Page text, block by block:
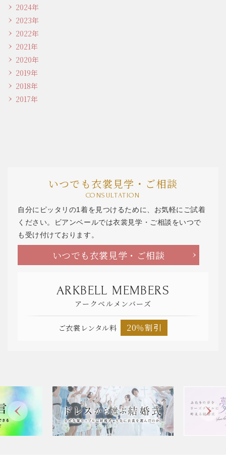
2024年
2023年
2022年
2021年
2020年
2019年
2018年
2017年
いつでも衣裳見学・ご相談
CONSULTATION
自分にピッタリの1着を見つけるために、お気軽にご試着
ください。ビアンベールでは衣裳見学・ご相談をいつで
も受け付けております。
いつでも衣裳見学・ご相談
ARKBELL MEMBERS
アークベルメンバーズ
ご衣裳レンタル料 20％割引